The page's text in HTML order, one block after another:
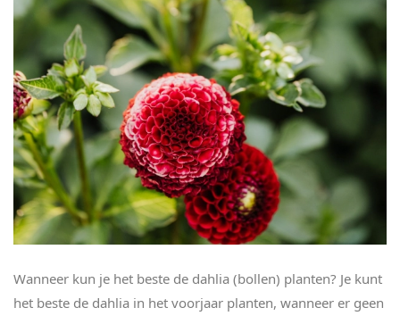
Wanneer kun je het beste de dahlia (bollen) planten? Je kunt
het beste de dahlia in het voorjaar planten, wanneer er geen